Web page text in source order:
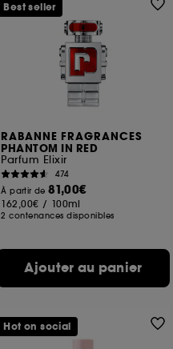
RABANNE FRAGRANCES
PHANTOM IN RED
Parfum Elixir
474
À partir de81,00€
162,00€ / 100ml
2 contenances disponibles
Ajouter au panier
Best seller
Hot on social